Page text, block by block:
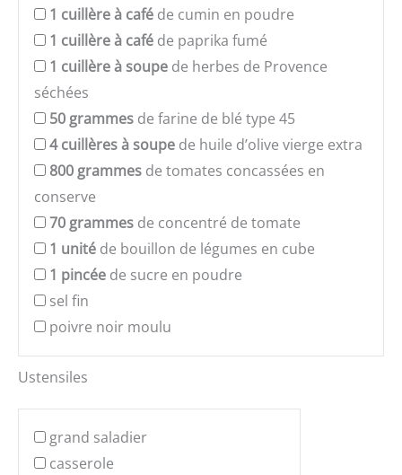
1 cuillère à café de cumin en poudre
1 cuillère à café de paprika fumé
1 cuillère à soupe de herbes de Provence
séchées
50 grammes de farine de blé type 45
4 cuillères à soupe de huile d’olive vierge extra
800 grammes de tomates concassées en
conserve
70 grammes de concentré de tomate
1 unité de bouillon de légumes en cube
1 pincée de sucre en poudre
sel fin
poivre noir moulu
Ustensiles
grand saladier
casserole